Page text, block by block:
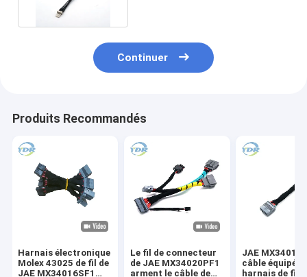
Continuer
Produits Recommandés
Harnais électronique
Molex 43025 de fil de
JAE MX34016SF1
Le fil de connecteur
de JAE MX34020PF1
arment le câble de
JAE
câble équipé
harnais de fil